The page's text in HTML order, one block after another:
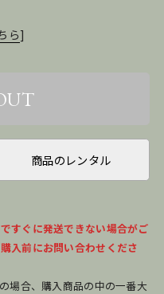
ら]
商品のレンタル
すぐに発送できない場合がご
入前にお問い合わせくださ
場合、購入商品の中の一番大